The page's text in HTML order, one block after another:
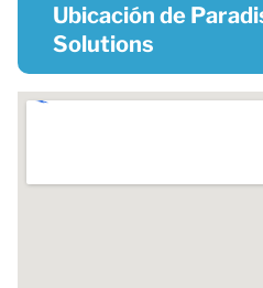
Ubicación de
Solutions